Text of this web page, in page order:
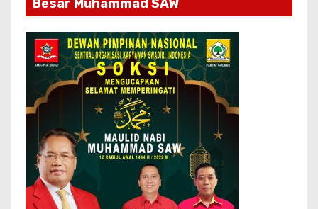
Besar Muhammad SAW